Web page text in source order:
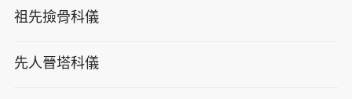
祖先撿骨科儀
先人晉塔科儀